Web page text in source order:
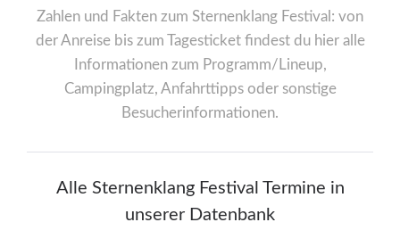
Zahlen und Fakten zum Sternenklang Festival: von
der Anreise bis zum Tagesticket findest du hier alle
Informationen zum Programm/Lineup,
Campingplatz, Anfahrttipps oder sonstige
Besucherinformationen.
Alle Sternenklang Festival Termine in
unserer Datenbank